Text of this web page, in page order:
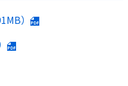
）